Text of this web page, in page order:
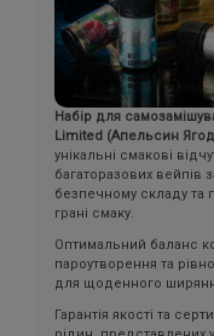
Набір для
Limited (Апельсин
унікальні смакові
багаторазових вейпів
безпечному складу та
грані смаку.
Оптимальний баланс
пароутворення та
для щоденного
Гарантія якості та